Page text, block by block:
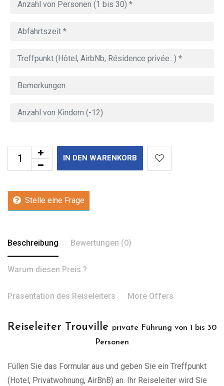
IN DEN WARENKORB
Stelle eine Frage
Beschreibung Bewertungen (0)
Warum diesen Preis ?
Präsentation des Reiseleiters More Offers
Reiseleiter Trouville private Führung von 1 bis 30
Personen
Füllen Sie das Formular aus und geben Sie ein Treffpunkt
(Hotel, Privatwohnung, AirBnB) an. Ihr Reiseleiter wird Sie